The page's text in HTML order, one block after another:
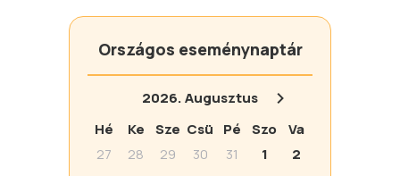
Országos eseménynaptár
2026.Augusztus
Hé
Ke Sze Csü Pé Szo
Va
27
28 29 30 31 1 2